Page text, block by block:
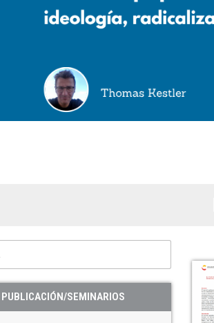
SEMINARIOS